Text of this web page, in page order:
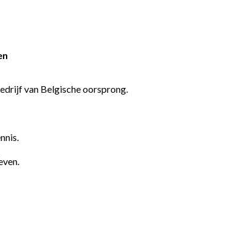
van Belgische oorsprong.